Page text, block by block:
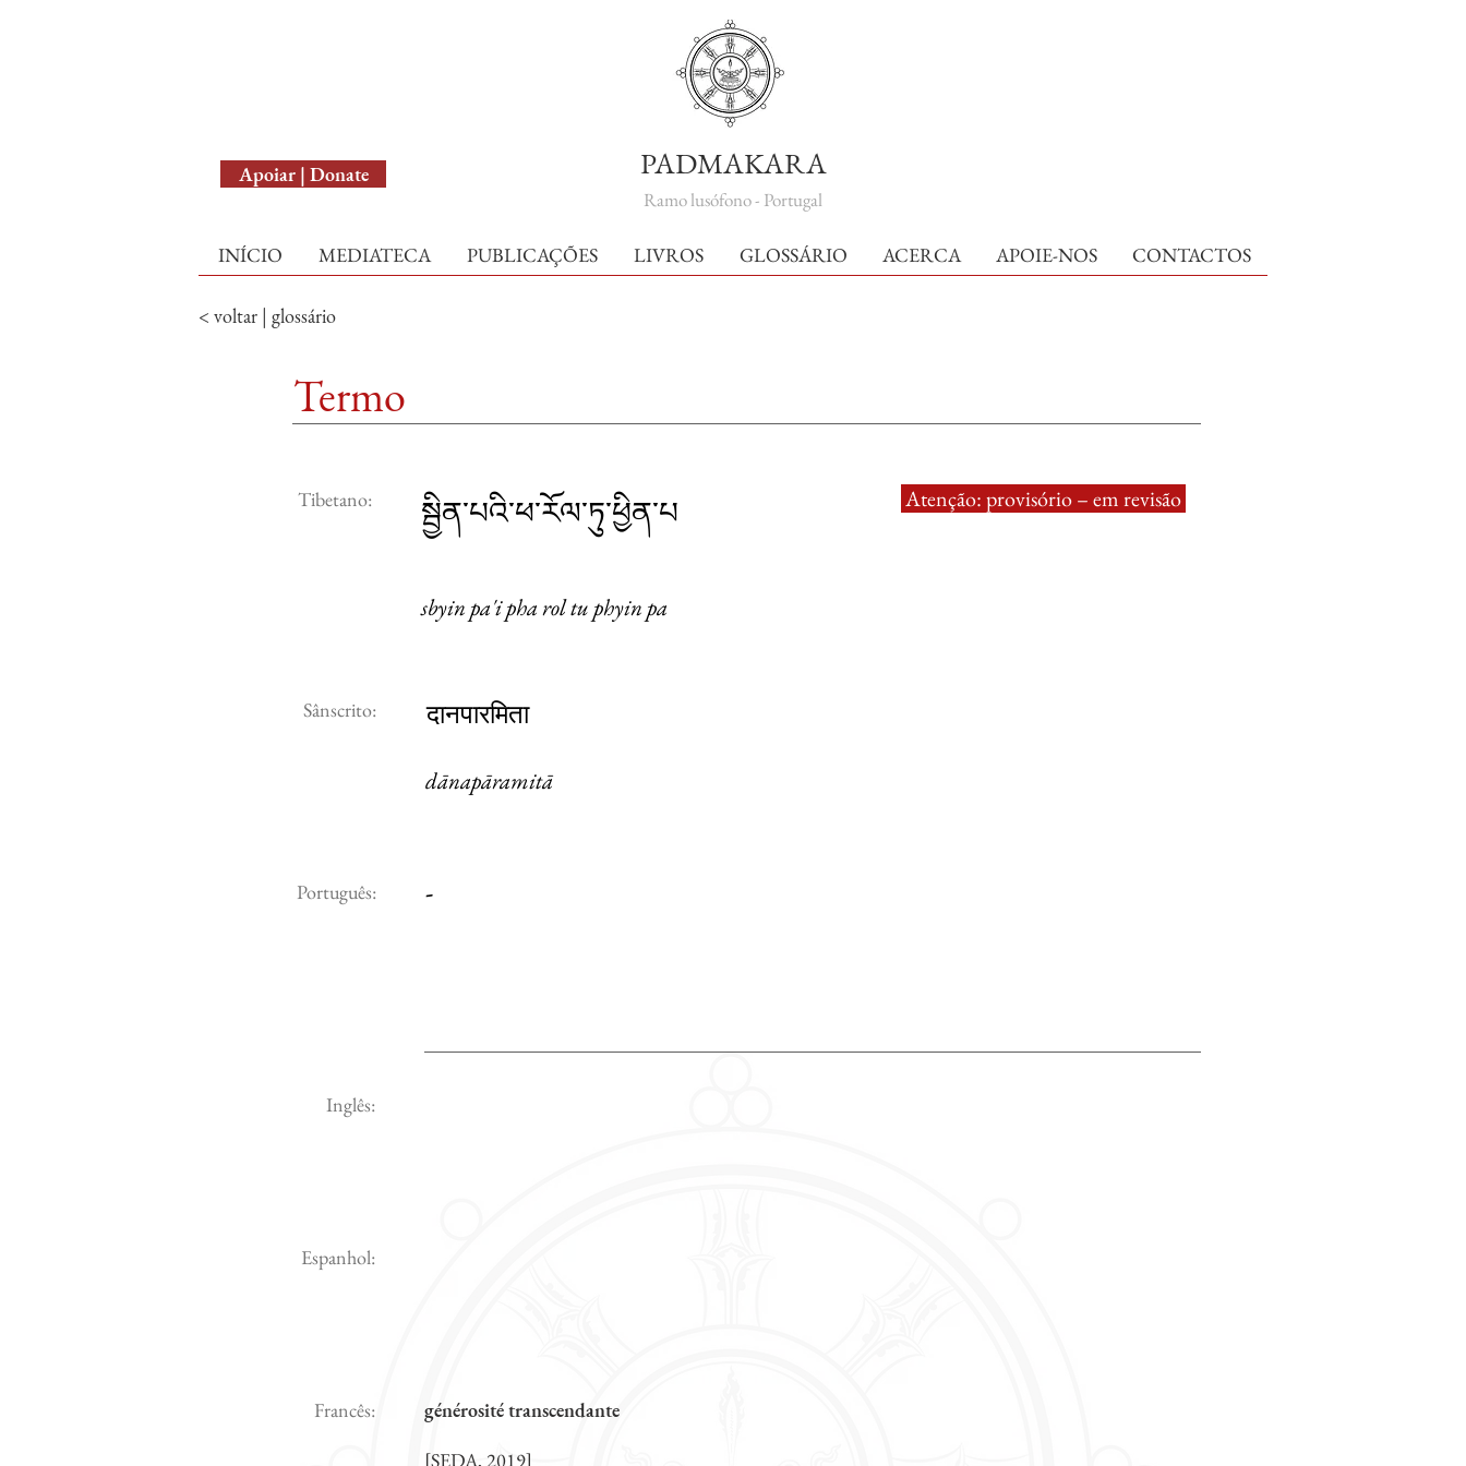
Apoiar | Donate PADMAKARA
Ramo lusófono - Portugal
INÍCIO MEDIATECA PUBLICAÇÕES LIVROS GLOSSÁRIO ACERCA APOIE-NOS CONTACTOS
< voltar | glossário
Termo
Tibetano: སྦྱིན་པའི་ཕ་རོལ་ཏུ་ཕྱིན་པ
sbyin pa'i pha rol tu phyin pa
Atenção: provisório – em revisão
Sânscrito: दानपारमिता
dānapāramitā
Português: -
Inglês:
Espanhol:
Francês:
générosité transcendante
[SEDA, 2019]